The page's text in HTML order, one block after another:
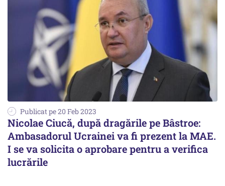
Publicat pe 20 Feb 2023
Nicolae Ciucă, după dragările pe Bâstroe:
Ambasadorul Ucrainei va fi prezent la MAE.
I se va solicita o aprobare pentru a verifica
lucrările